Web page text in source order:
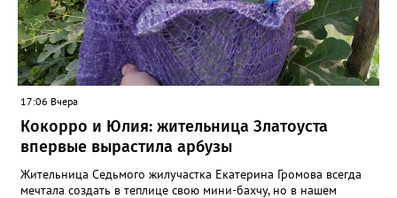
17:06 Вчера
Кокорро и Юлия: жительница Златоуста
впервые вырастила арбузы
Жительница Седьмого жилучастка Екатерина Громова всегда
мечтала создать в теплице свою мини-бахчу, но в нашем